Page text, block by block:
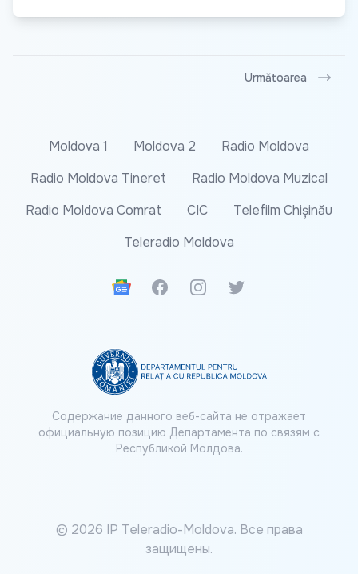
Următoarea
Moldova 1 Moldova 2
Radio Moldova
Radio Moldova Tineret
Radio Moldova Muzical
Radio Moldova Comrat
CIC
Telefilm Chișinău
Teleradio Moldova
Google News
FacebookInstagramTwitter
Содержание данного веб-сайта не отражает
официальную позицию Департамента по связям с
Республикой Молдова.
© 2026 IP Teleradio-Moldova. Все права
защищены.